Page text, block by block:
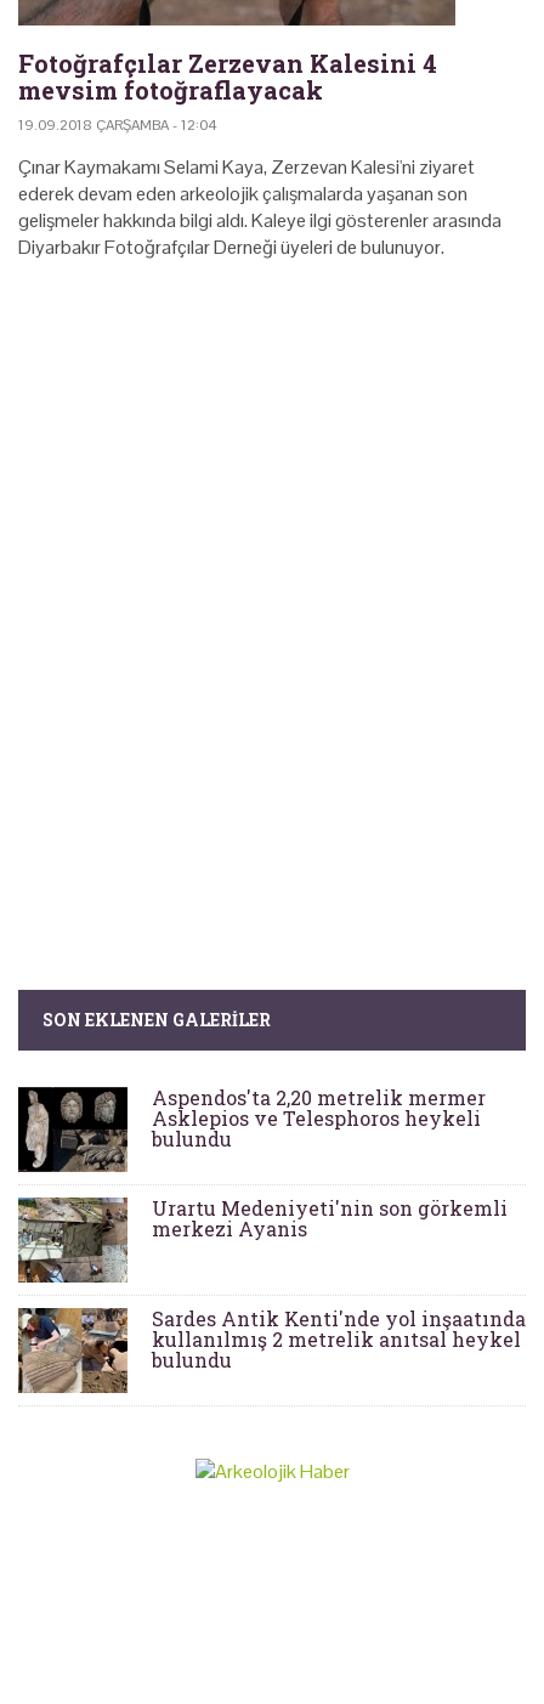
Fotoğrafçılar Zerzevan Kalesini 4
mevsim fotoğraflayacak
19.09.2018 ÇARŞAMBA - 12:04
Çınar Kaymakamı Selami Kaya, Zerzevan Kalesi'ni ziyaret
ederek devam eden arkeolojik çalışmalarda yaşanan son
gelişmeler hakkında bilgi aldı. Kaleye ilgi gösterenler arasında
Diyarbakır Fotoğrafçılar Derneği üyeleri de bulunuyor.
SON EKLENEN GALERILER
Aspendos'ta 2,20 metrelik mermer
Asklepios ve Telesphoros heykeli
bulundu
Urartu Medeniyeti'nin son görkemli
merkezi Ayanis
Sardes Antik Kenti'nde yol inşaatında
kullanılmış 2 metrelik anıtsal heykel
bulundu